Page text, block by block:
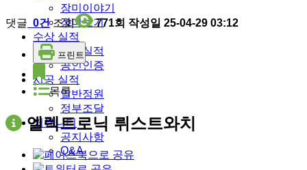
장미이야기
장미보기
수상 실적
수상실적
공인인증
시공 실적
일반정원
정부조달
커뮤니티
공지사항
Q&A
댓글 0건 조회 771회 작성일 25-04-29 03:12
프린트
목록
엘렉트로닉 뤼스트와치